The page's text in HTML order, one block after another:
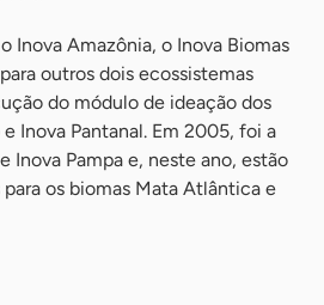
Inova Amazônia, o Inova Biomas
outros dois ecossistemas
do módulo de ideação dos
Inova Pantanal. Em 2005, foi a
Inova Pampa e, neste ano, estão
os biomas Mata Atlântica e